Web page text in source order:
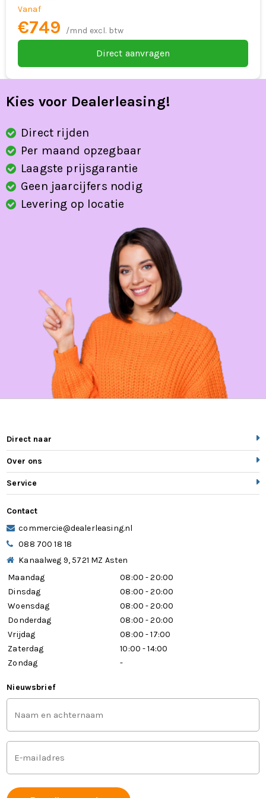
RDW-leges
regensensor
start/stop systeem
stuurbekrachtiging snelheidsafhankelijk
stuur verstelbaar
stuurwiel multifunctioneel
verkeersbord detectie
vermoeidheids herkenning
volledig digitaal instrumentenpaneel
Zelfdimmende binnenspiegel
zij airbag(s) voor
Vanaf
€749 /mnd excl. btw
Direct aanvragen
Kies voor Dealerleasing!
Direct rijden
Per maand opzegbaar
Laagste prijsgarantie
Geen jaarcijfers nodig
Levering op locatie
Direct naar
Over ons
Service
Contact
commercie@dealerleasing.nl
088 700 18 18
Kanaalweg 9, 5721 MZ Asten
Maandag
08:00 - 20:00
Dinsdag
08:00 - 20:00
Woensdag
08:00 - 20:00
Donderdag
08:00 - 20:00
Vrijdag
08:00 - 17:00
Zaterdag
10:00 - 14:00
Zondag
-
Nieuwsbrief
Voor-
en
achternaam
(Vereist)
Mailadres
(Vereist)